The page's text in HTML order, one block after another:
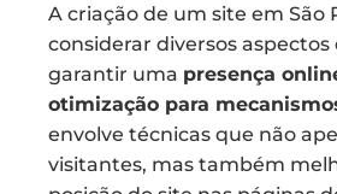
A criação de um site em São
considerar diversos aspectos
garantir uma presença
otimização para
envolve técnicas que não
visitantes, mas também